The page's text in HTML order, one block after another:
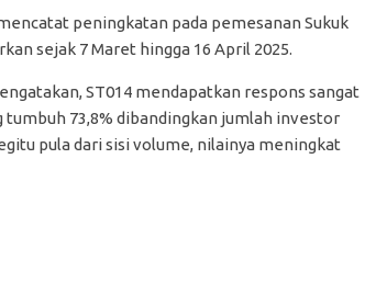
peningkatan pada pemesanan Sukuk
sejak 7 Maret hingga 16 April 2025.
ST014 mendapatkan respons sangat
73,8% dibandingkan jumlah investor
pula dari sisi volume, nilainya meningkat